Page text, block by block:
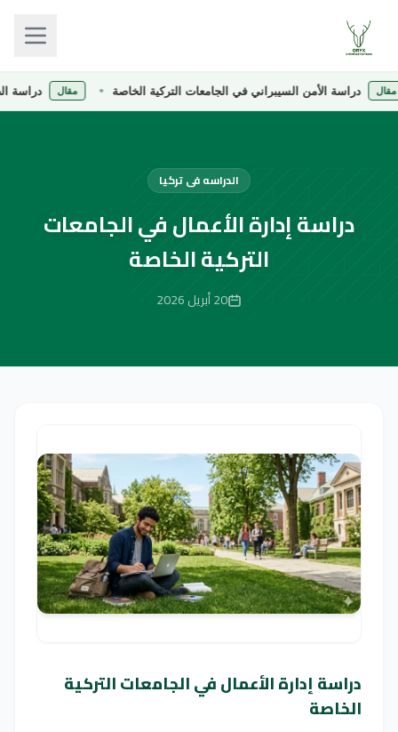
دراسة الأمن السيبراني في الجامعات التركية الخاصة مقال دراسة الصيدلة
الدراسه فى تركيا
دراسة إدارة الأعمال في الجامعات
التركية الخاصة
20 أبريل 2026
دراسة إدارة الأعمال في الجامعات التركية
الخاصة